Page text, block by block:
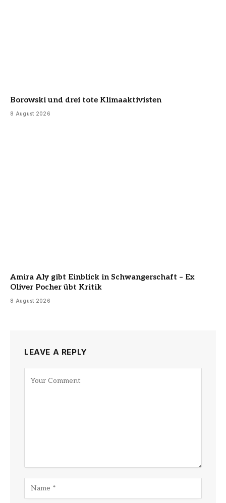
Borowski und drei tote Klimaaktivisten
8 August 2026
Amira Aly gibt Einblick in Schwangerschaft – Ex
Oliver Pocher übt Kritik
8 August 2026
LEAVE A REPLY